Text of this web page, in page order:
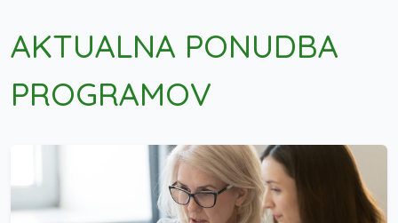
AKTUALNA PONUDBA
PROGRAMOV